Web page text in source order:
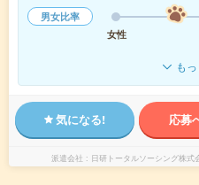
男女比率
女性
も
気になる! 応募
派遣会社 日研トータルソーシング株